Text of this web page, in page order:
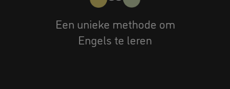
Een unieke methode om
Engels te leren